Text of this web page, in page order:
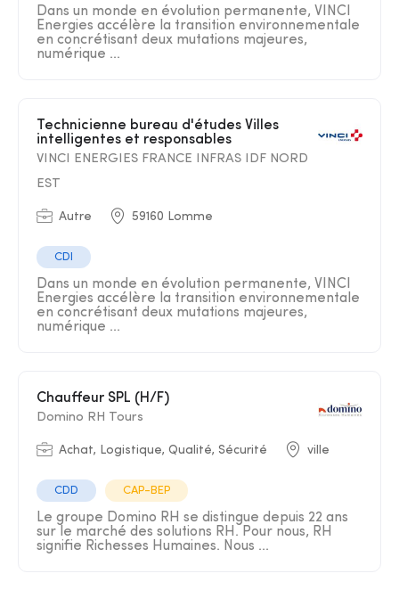
Dans un monde en évolution permanente, VINCI
Energies accélère la transition environnementale
en concrétisant deux mutations majeures,
numérique ...
intelligentes et responsables
VINCI ENERGIES FRANCE INFRAS IDF NORD
EST
Autre 59160 Lomme
CDI
Dans un monde en évolution permanente, VINCI
Energies accélère la transition environnementale
en concrétisant deux mutations majeures,
numérique ...
Chauffeur SPL (H/F)
Domino RH Tours
Achat, Logistique, Qualité, Sécurité ville
CDD CAP-BEP
Le groupe Domino RH se distingue depuis 22 ans
sur le marché des solutions RH. Pour nous, RH
signifie Richesses Humaines. Nous ...